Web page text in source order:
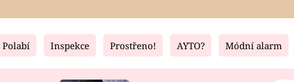
Fresh Living
Polabí Inspekce Prostřeno! AYTO? Módní alarm